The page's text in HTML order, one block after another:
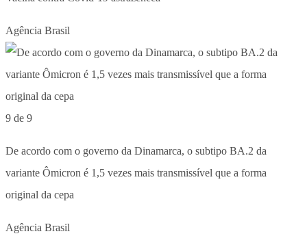
Agência Brasil
9 de 9
De acordo com o governo da Dinamarca, o subtipo BA.2 da
variante Ômicron é 1,5 vezes mais transmissível que a forma
original da cepa
Agência Brasil